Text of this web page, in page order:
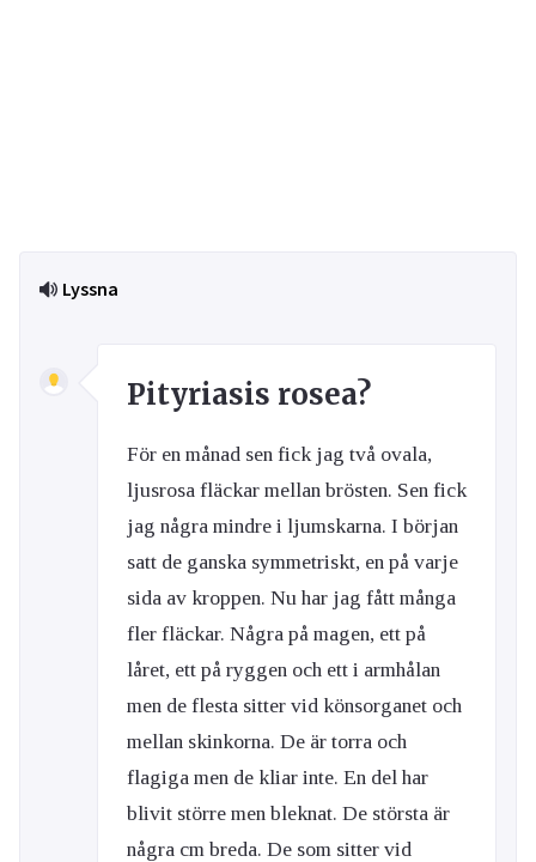
Lyssna
Pityriasis rosea?
För en månad sen fick jag två ovala,
ljusrosa fläckar mellan brösten. Sen fick
jag några mindre i ljumskarna. I början
satt de ganska symmetriskt, en på varje
sida av kroppen. Nu har jag fått många
fler fläckar. Några på magen, ett på
låret, ett på ryggen och ett i armhålan
men de flesta sitter vid könsorganet och
mellan skinkorna. De är torra och
flagiga men de kliar inte. En del har
blivit större men bleknat. De största är
några cm breda. De som sitter vid